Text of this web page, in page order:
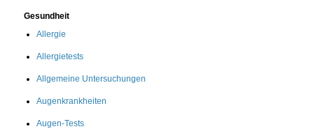
Gesundheit
Allergie
Allergietests
Allgemeine Untersuchungen
Augenkrankheiten
Augen-Tests